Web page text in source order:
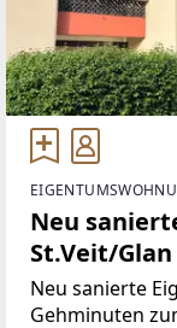
Neu
St.Veit/
Neu sanierte
Gehminuten